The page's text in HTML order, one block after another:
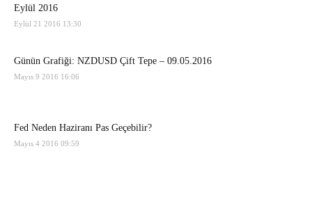
Eylül 2016
Eylül 21 2016 13:30
Günün Grafiği: NZDUSD Çift Tepe – 09.05.2016
Mayıs 9 2016 16:06
Fed Neden Haziranı Pas Geçebilir?
Mayıs 4 2016 09:59